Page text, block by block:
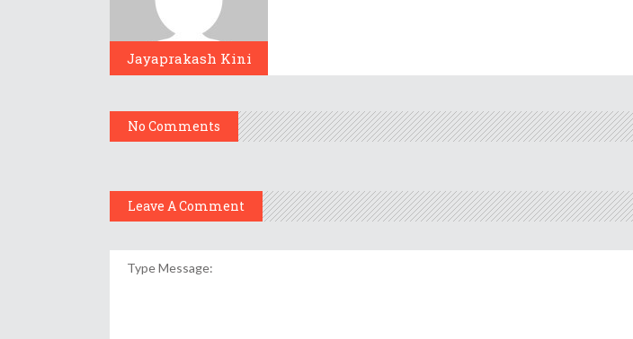
Jayaprakash Kini
No Comments
Leave A Comment